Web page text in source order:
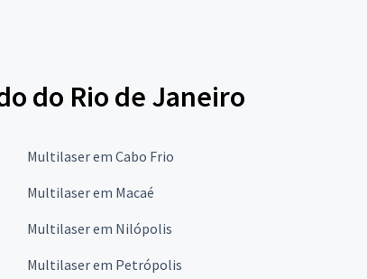
do Rio de Janeiro
Multilaser em Cabo Frio
Multilaser em Macaé
Multilaser em Nilópolis
Multilaser em Petrópolis